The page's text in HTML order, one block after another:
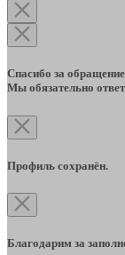
Спасибо за
Мы обязательно
Профиль сохранён.
Благодарим за